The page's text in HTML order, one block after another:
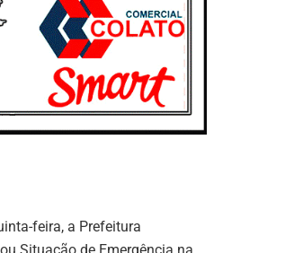
feira, a Prefeitura